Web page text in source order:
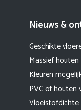
Nieuws &
Geschikte
Massief
Kleuren
PVC of houten
Vloeistofdichte